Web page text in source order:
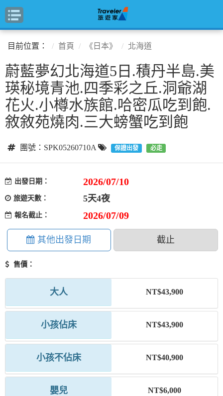
目前位置： 首頁 《日本》 北海道
蔚藍夢幻北海道5日.積丹半島.美
瑛秘境青池.四季彩之丘.洞爺湖
花火.小樽水族館.哈密瓜吃到飽.
敘敘苑燒肉.三大螃蟹吃到飽
團號：SPK05260710A 保證出發 必走
出發日期： 2026/07/10
旅遊天數： 5天4夜
報名截止： 2026/07/09
其他出發日期 截止
售價：
大人 NT$43,900
小孩佔床 NT$43,900
小孩不佔床 NT$40,900
嬰兒 NT$6,000